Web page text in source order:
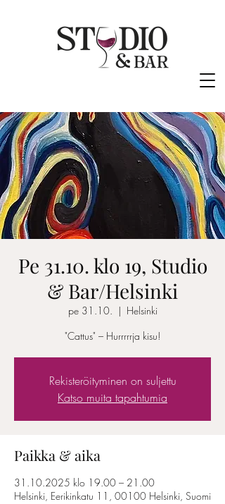
Pe 31.10. klo 19, Studio
& Bar/Helsinki
pe 31.10.
  |
Helsinki
"Cattus" – Hurrrrrja kisu!
Rekisteröityminen on suljettu
Katso muita tapahtumia
Paikka & aika
31.10.2025 klo 19.00 – 21.00
Helsinki, Eerikinkatu 11, 00100 Helsinki, Suomi